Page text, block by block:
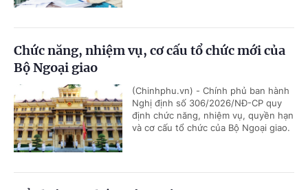
Chức năng, nhiệm vụ, cơ cấu tổ chức mới của
Bộ Ngoại giao
(Chinhphu.vn) - Chính phủ ban hành
Nghị định số 306/2026/NĐ-CP quy
định chức năng, nhiệm vụ, quyền hạn
và cơ cấu tổ chức của Bộ Ngoại giao.